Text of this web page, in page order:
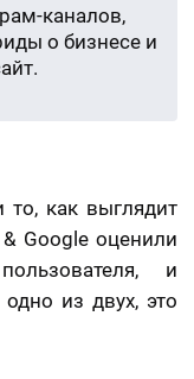
каналов,
о бизнесе и
то, как выглядит
Google оценили
и
из двух, это